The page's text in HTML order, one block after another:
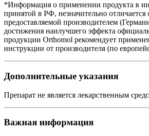
*Информация о применении продукта в
принятой в РФ, незначительно
предоставляемой производителем
достижения наилучшего эффекта
продукции Orthomol рекомендует
инструкции от производителя (по
Дополнительные указания
Препарат не является лекарственным
Важная информация